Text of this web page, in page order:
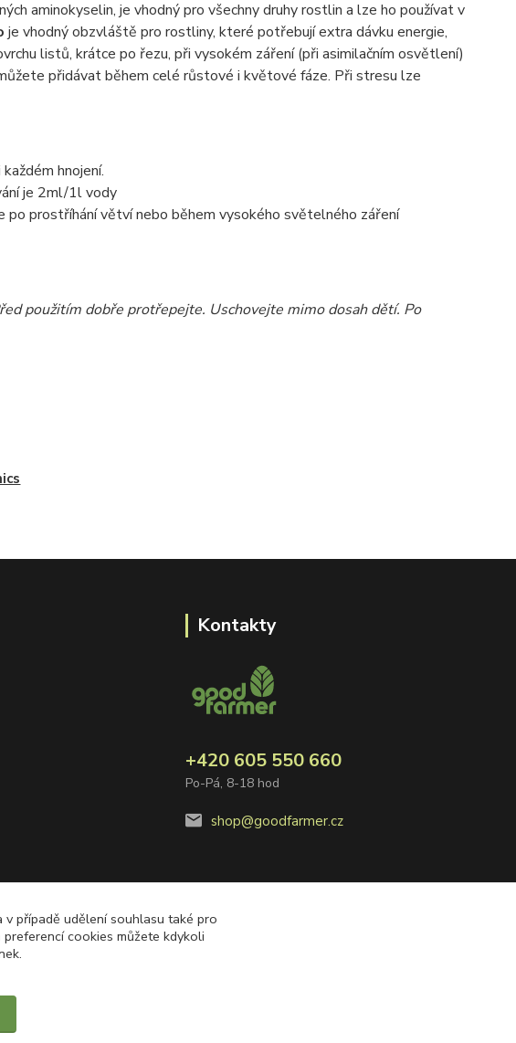
aminokyselin, je vhodný pro všechny druhy rostlin a lze ho používat v
je vhodný obzvláště pro rostliny, které potřebují extra dávku energie,
listů, krátce po řezu, při vysokém záření (při asimilačním osvětlení)
přidávat během celé růstové i květové fáze. Při stresu lze
hnojení.
je 2ml/1l vody
po prostříhání větví nebo během vysokého světelného záření
použitím dobře protřepejte. Uschovejte mimo dosah dětí. Po
Kontakty
+420 605 550 660
Po-Pá, 8-18 hod
shop@goodfarmer.cz
případě udělení souhlasu také pro
cookies můžete kdykoli